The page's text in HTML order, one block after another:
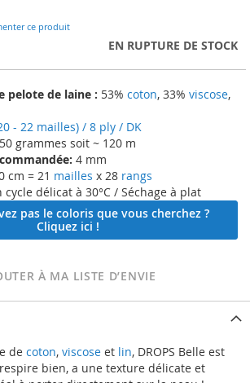
ce produit
EN RUPTURE DE STOCK
pelote de laine : 53% coton, 33% viscose,
- 22 mailles) / 8 ply / DK
50 grammes soit ~ 120 m
4 mm
cm = 21 mailles x 28 rangs
cycle délicat à 30°C / Séchage à plat
pas le coloris que vous cherchez ?
Cliquez ici !
À MA LISTE D’ENVIE
de coton, viscose et lin, DROPS Belle est
bien, a une texture délicate et